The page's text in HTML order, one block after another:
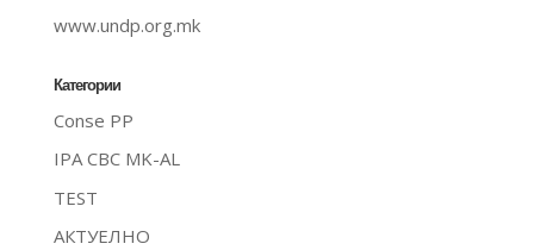
www.undp.org.mk
Категории
Conse PP
IPA CBC MK-AL
TEST
АКТУЕЛНО